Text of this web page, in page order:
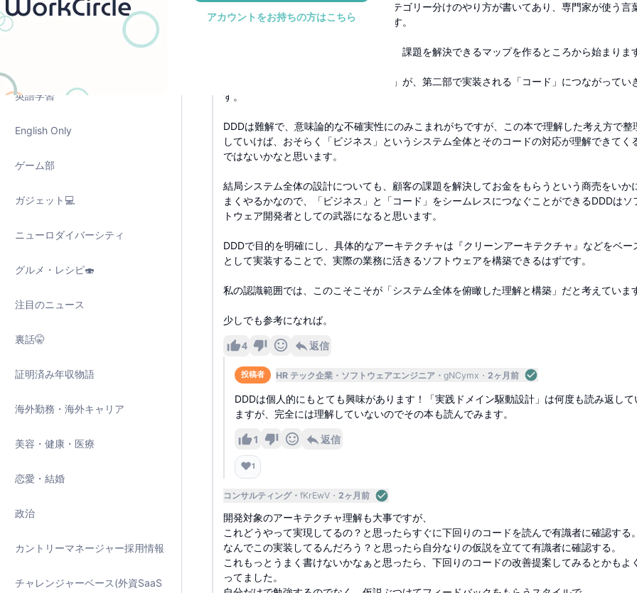
英語学習
English Only
ゲーム部
ガジェット💻
ニューロダイバーシティ
グルメ・レシピ🍣
注目のニュース
裏話🤫
証明済み年収物語
海外勤務・海外キャリア
美容・健康・医療
恋愛・結婚
政治
カントリーマネージャー採用情報
チャレンジャーベース(外資SaaS
アカウントをお持ちの方はこちら
第一部では、ビジネスの業務領域のカテゴリー分けのやり方が書いてあり、専門家が使う言
整理と文脈の整理方法が書かれています。
同じ言葉と区切られた文脈で整理して、課題を解決できるマップを作るところから始まりま
ここで整理されたいわゆる「ビジネス」が、第二部で実装される「コード」につながってい
す。
DDDは難解で、意味論的な不確実性にのみこまれがちですが、この本で理解した考え方で整
していけば、おそらく「ビジネス」というシステム全体とそのコードの対応が理解できてく
ではないかなと思います。
結局システム全体の設計についても、顧客の課題を解決してお金をもらうという商売をいか
まくやるかなので、「ビジネス」と「コード」をシームレスにつなぐことができるDDDはソ
トウェア開発者としての武器になると思います。
DDDで目的を明確にし、具体的なアーキテクチャは『クリーンアーキテクチャ』などをベー
として実装することで、実際の業務に活きるソフトウェアを構築できるはずです。
私の認識範囲では、このこそこそが「システム全体を俯瞰した理解と構築」だと考えていま
少しでも参考になれば。
4 返信
投稿者 HR テック企業 ソフトウェアエンジニア gNCymx 2ヶ月前
DDDは個人的にもとても興味があります！「実践ドメイン駆動設計」は何度も読み返して
ますが、完全には理解していないのでその本も読んでみます。
1 返信
❤️1
コンサルティング fKrEwV 2ヶ月前
開発対象のアーキテクチャ理解も大事ですが、
これどうやって実現してるの？と思ったらすぐに下回りのコードを読んで有識者に確認する。
なんでこの実装してるんだろう？と思ったら自分なりの仮説を立てて有識者に確認する。
これもっとうまく書けないかなぁと思ったら、下回りのコードの改善提案してみるとかもよ
ってました。